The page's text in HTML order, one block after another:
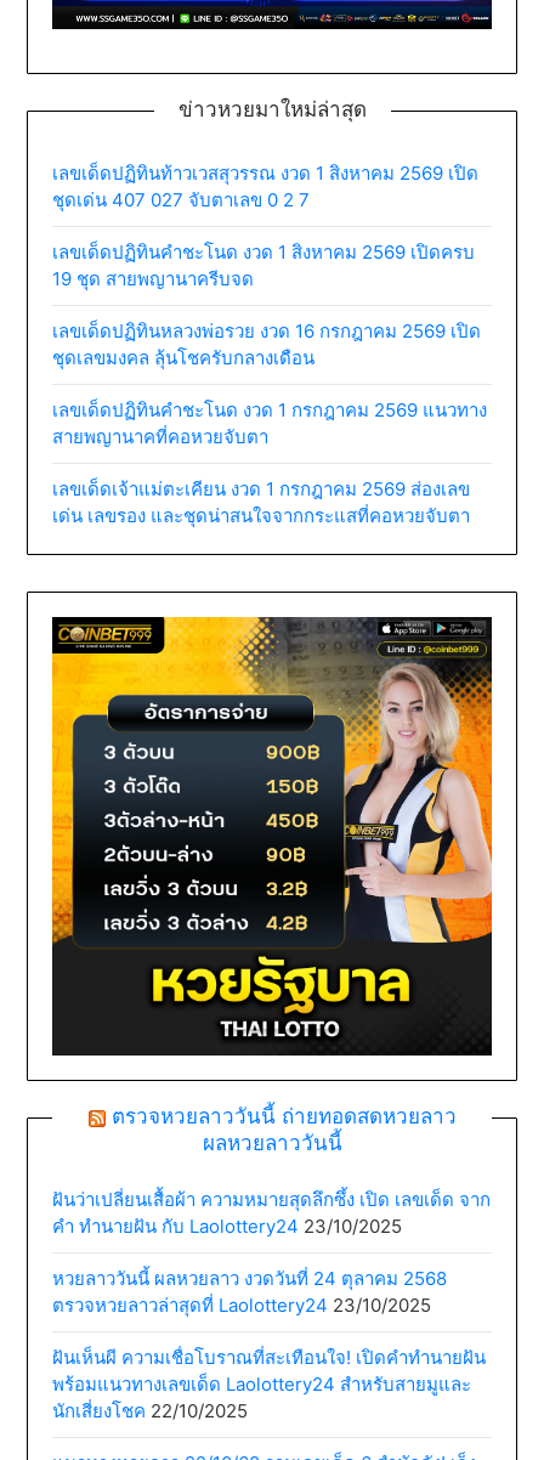
ข่าวหวยมาใหม่ล่าสุด
เลขเด็ดปฏิทินท้าวเวสสุวรรณ งวด 1 สิงหาคม 2569 เปิด
ชุดเด่น 407 027 จับตาเลข 0 2 7
เลขเด็ดปฏิทินคำชะโนด งวด 1 สิงหาคม 2569 เปิดครบ
19 ชุด สายพญานาครีบจด
เลขเด็ดปฏิทินหลวงพ่อรวย งวด 16 กรกฎาคม 2569 เปิด
ชุดเลขมงคล ลุ้นโชครับกลางเดือน
เลขเด็ดปฏิทินคำชะโนด งวด 1 กรกฎาคม 2569 แนวทาง
สายพญานาคที่คอหวยจับตา
เลขเด็ดเจ้าแม่ตะเคียน งวด 1 กรกฎาคม 2569 ส่องเลข
เด่น เลขรอง และชุดน่าสนใจจากกระแสที่คอหวยจับตา
ตรวจหวยลาววันนี้ ถ่ายทอดสดหวยลาว
ผลหวยลาววันนี้
ฝันว่าเปลี่ยนเสื้อผ้า ความหมายสุดลึกซึ้ง เปิด เลขเด็ด จาก
คำ ทำนายฝัน กับ Laolottery24 23/10/2025
หวยลาววันนี้ ผลหวยลาว งวดวันที่ 24 ตุลาคม 2568
ตรวจหวยลาวล่าสุดที่ Laolottery24 23/10/2025
ฝันเห็นผี ความเชื่อโบราณที่สะเทือนใจ! เปิดคำทำนายฝัน
พร้อมแนวทางเลขเด็ด Laolottery24 สำหรับสายมูและ
นักเสี่ยงโชค 22/10/2025